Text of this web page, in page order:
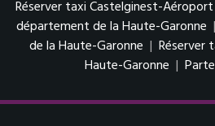
Réserver taxi Castelginest-
département de la Haute-Garonne |
de la Haute-Garonne | Réserver
Haute-Garonne |